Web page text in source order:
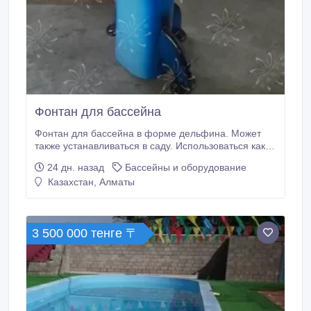
Фонтан для бассейна
Фонтан для бассейна в форме дельфина. Может
также устанавливаться в саду. Использоваться как
24 дн. назад
Бассейны и оборудование
Казахстан, Алматы
3 500 000 тенге 〒